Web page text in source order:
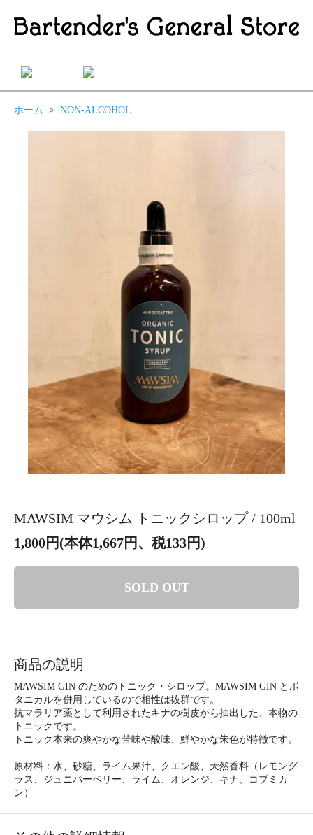
ホーム > NON-ALCOHOL
MAWSIM マウシム トニックシロップ / 100ml
1,800円(本体1,667円、税133円)
SOLD OUT
商品の説明
MAWSIM GIN のためのトニック・シロップ。MAWSIM GIN とボ
タニカルを併用しているので相性は抜群です。
抗マラリア薬として利用されたキナの樹皮から抽出した、本物の
トニックです。
トニック本来の爽やかな苦味や酸味、鮮やかな朱色が特徴です。
原材料：水、砂糖、ライム果汁、クエン酸、天然香料（レモング
ラス、ジュニパーベリー、ライム、オレンジ、キナ、コブミカ
ン）